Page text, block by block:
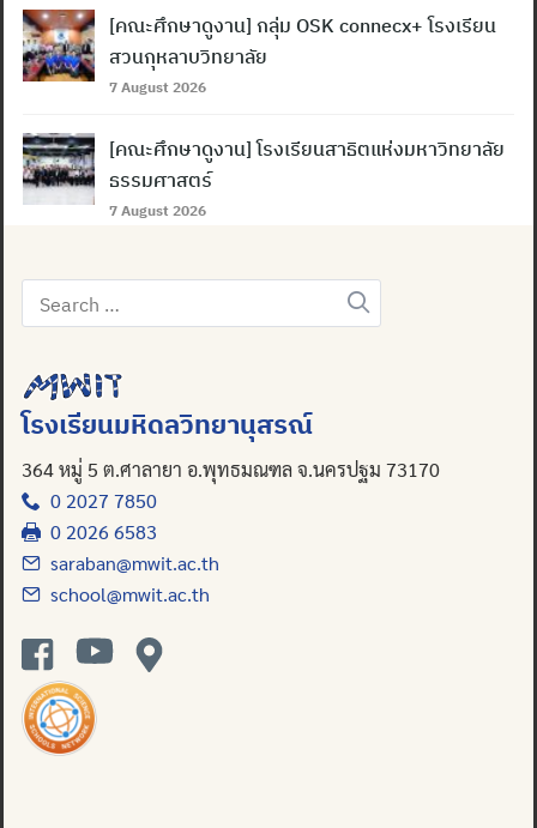
[คณะศึกษาดูงาน] กลุ่ม OSK connecx+ โรงเรียน
สวนกุหลาบวิทยาลัย
7 August 2026
[คณะศึกษาดูงาน] โรงเรียนสาธิตแห่งมหาวิทยาลัย
ธรรมศาสตร์
7 August 2026
Search
for:
โรงเรียนมหิดลวิทยานุสรณ์
364 หมู่ 5 ต.ศาลายา อ.พุทธมณฑล จ.นครปฐม 73170
0 2027 7850
0 2026 6583
saraban@mwit.ac.th
school@mwit.ac.th